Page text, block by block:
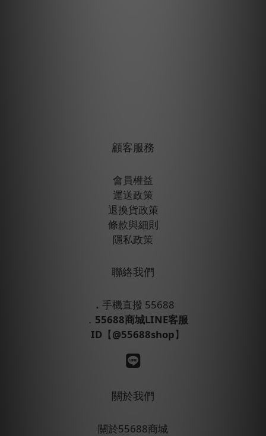
顧客服務
會員權益
運送政策
退換貨政策
條款與細則
隱私政策
聯絡我們
． 手機直撥 55688
． 55688商城LINE客服
ID 【@55688shop】
關於我們
關於55688商城